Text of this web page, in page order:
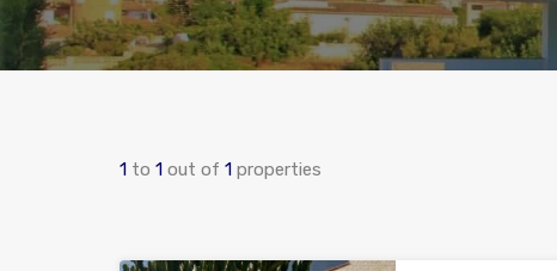
1 to 1 out of 1 properties